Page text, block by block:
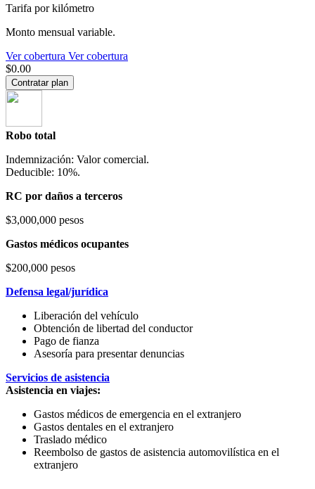
Tarifa por kilómetro
Monto mensual variable.
Ver cobertura Ver cobertura
$0.00
Contratar plan
Robo total
Indemnización: Valor comercial.
Deducible: 10%.
RC por daños a terceros
$3,000,000 pesos
Gastos médicos ocupantes
$200,000 pesos
Defensa legal/jurídica
Liberación del vehículo
Obtención de libertad del conductor
Pago de fianza
Asesoría para presentar denuncias
Servicios de asistencia
Asistencia en viajes:
Gastos médicos de emergencia en el extranjero
Gastos dentales en el extranjero
Traslado médico
Reembolso de gastos de asistencia automovilística en el
extranjero